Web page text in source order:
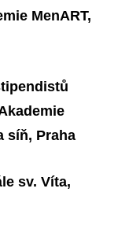
MenART,
síň, Praha
sv. Víta,